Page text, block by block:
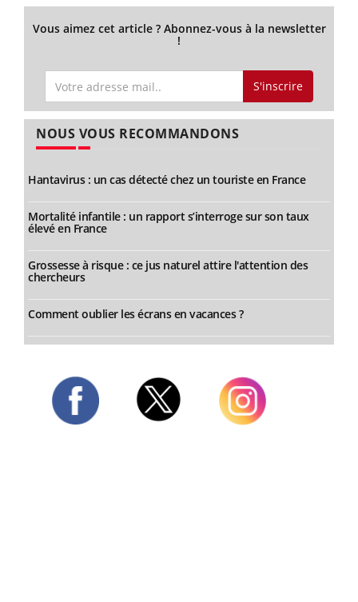
Vous aimez cet article ? Abonnez-vous à la newsletter
!
S'inscrire
NOUS VOUS RECOMMANDONS
Hantavirus : un cas détecté chez un touriste en France
Mortalité infantile : un rapport s’interroge sur son taux
élevé en France
Grossesse à risque : ce jus naturel attire l'attention des
chercheurs
Comment oublier les écrans en vacances ?